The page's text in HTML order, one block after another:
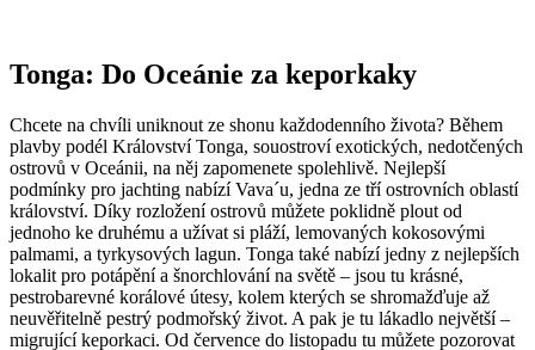
Tonga: Do Oceánie za keporkaky
Chcete na chvíli uniknout ze shonu každodenního života? Během
plavby podél Království Tonga, souostroví exotických, nedotčených
ostrovů v Oceánii, na něj zapomenete spolehlivě. Nejlepší
podmínky pro jachting nabízí Vava´u, jedna ze tří ostrovních oblastí
království. Díky rozložení ostrovů můžete poklidně plout od
jednoho ke druhému a užívat si pláží, lemovaných kokosovými
palmami, a tyrkysových lagun. Tonga také nabízí jedny z nejlepších
lokalit pro potápění a šnorchlování na světě – jsou tu krásné,
pestrobarevné korálové útesy, kolem kterých se shromažďuje až
neuvěřitelně pestrý podmořský život. A pak je tu lákadlo největší –
migrující keporkaci. Od července do listopadu tu můžete pozorovat